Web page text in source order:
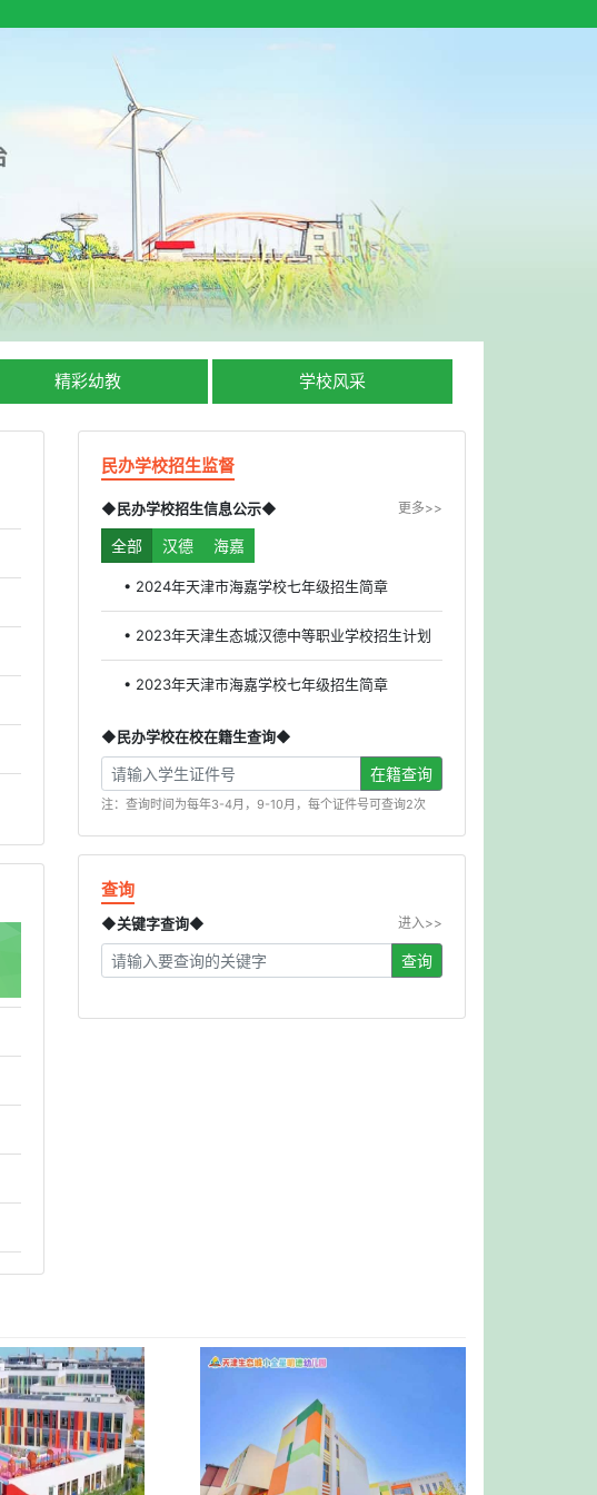
精彩幼教 学校风采
民办学校招生监督
◆民办学校招生信息公示◆ 更多>>
全部 汉德 海嘉
• 2024年天津市海嘉学校七年级招生简章
• 2023年天津生态城汉德中等职业学校招生计划
• 2023年天津市海嘉学校七年级招生简章
◆民办学校在校在籍生查询◆
在籍查询
注：查询时间为每年3-4月，9-10月，每个证件号可查询2次
查询
◆关键字查询◆ 进入>>
查询